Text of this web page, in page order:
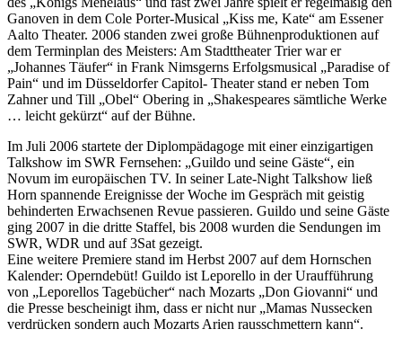
Ganoven in dem Cole Porter-Musical „Kiss me, Kate“ am Essener
Aalto Theater. 2006 standen zwei große Bühnenproduktionen auf
dem Terminplan des Meisters: Am Stadttheater Trier war er
„Johannes Täufer“ in Frank Nimsgerns Erfolgsmusical „Paradise of
Pain“ und im Düsseldorfer Capitol- Theater stand er neben Tom
Zahner und Till „Obel“ Obering in „Shakespeares sämtliche Werke
… leicht gekürzt“ auf der Bühne.
Im Juli 2006 startete der Diplompädagoge mit einer einzigartigen
Talkshow im SWR Fernsehen: „Guildo und seine Gäste“, ein
Novum im europäischen TV. In seiner Late-Night Talkshow ließ
Horn spannende Ereignisse der Woche im Gespräch mit geistig
behinderten Erwachsenen Revue passieren. Guildo und seine Gäste
ging 2007 in die dritte Staffel, bis 2008 wurden die Sendungen im
SWR, WDR und auf 3Sat gezeigt.
Eine weitere Premiere stand im Herbst 2007 auf dem Hornschen
Kalender: Operndebüt! Guildo ist Leporello in der Uraufführung
von „Leporellos Tagebücher“ nach Mozarts „Don Giovanni“ und
die Presse bescheinigt ihm, dass er nicht nur „Mamas Nussecken
verdrücken sondern auch Mozarts Arien rausschmettern kann“.